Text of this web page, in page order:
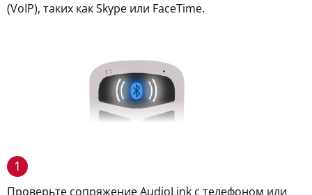
(VoIP), таких как Skype или FaceTime.
1
Проверьте сопряжение AudioLink с телефоном или